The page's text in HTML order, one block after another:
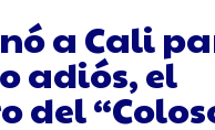
a Cali
adiós, el
del